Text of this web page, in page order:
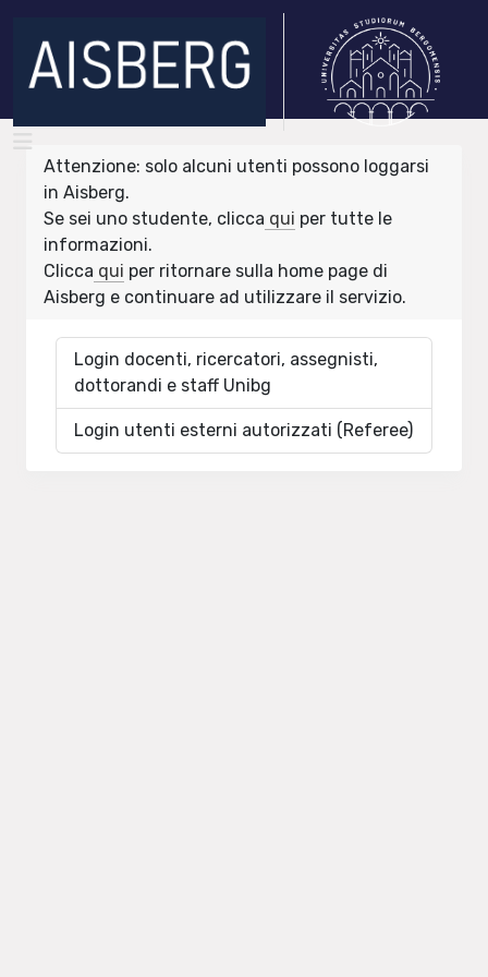
Attenzione: solo alcuni utenti possono loggarsi
in Aisberg.
Se sei uno studente, clicca qui per tutte le
informazioni.
Clicca qui per ritornare sulla home page di
Aisberg e continuare ad utilizzare il servizio.
Login docenti, ricercatori, assegnisti,
dottorandi e staff Unibg
Login utenti esterni autorizzati (Referee)